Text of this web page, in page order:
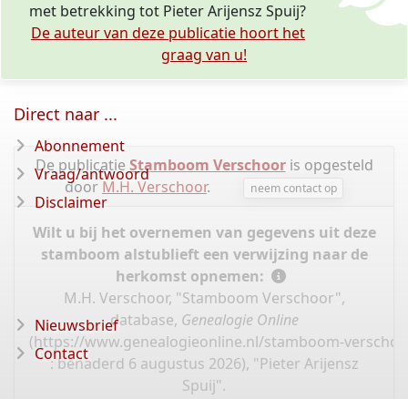
met betrekking tot Pieter Arijensz Spuij?
De auteur van deze publicatie hoort het
graag van u!
De publicatie Stamboom Verschooris opgesteld
door M.H. Verschoor. neem contact op
Wilt u bij het overnemen van gegevens uit deze
stamboom alstublieft een verwijzing naar de
herkomst opnemen:
M.H. Verschoor, "Stamboom Verschoor",
database, Genealogie Online
(https://www.genealogieonline.nl/stamboom-
: benaderd 6 augustus 2026), "Pieter Arijensz
Spuij".
Direct naar ...
Abonnement
Vraag/antwoord
Disclaimer
Nieuwsbrief
Contact